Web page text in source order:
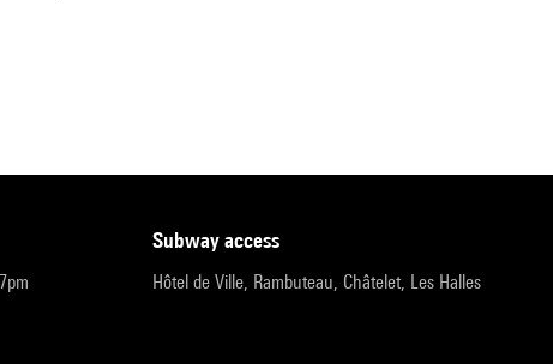
subway access
Hôtel de Ville, Rambuteau, Châtelet, Les Halles